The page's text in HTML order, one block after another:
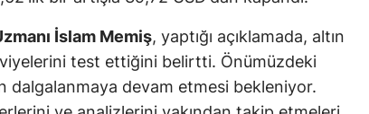
Siirt
Sinop
Sivas
İslam Memiş, yaptığı açıklamada, altın
test ettiğini belirtti. Önümüzdeki
dalgalanmaya devam etmesi bekleniyor.